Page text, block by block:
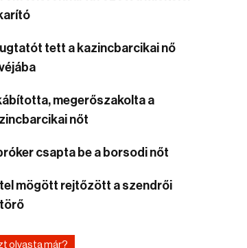
tett a kazincbarcikai nő
megerőszakolta a
nőt
csapta be a borsodi nőt
mögött rejtőzött a szendrői
olvasta már?